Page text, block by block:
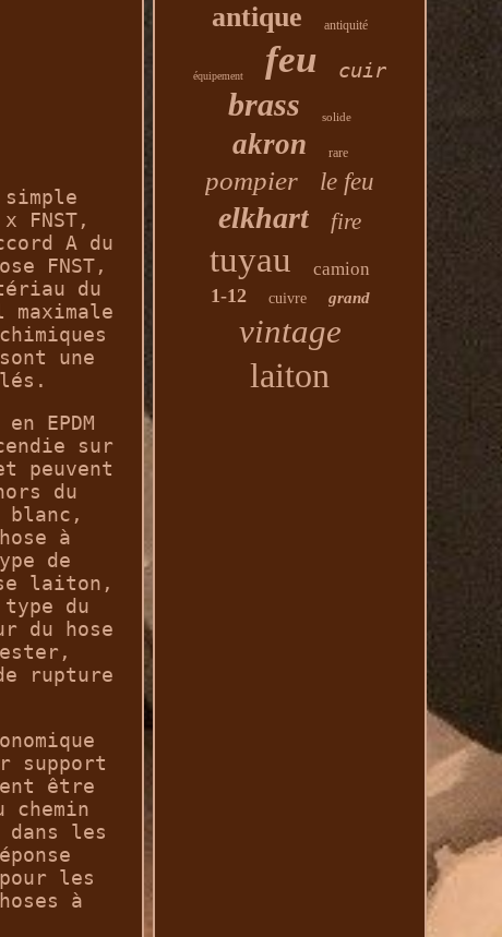
FNST,
A du
FNST,
du
une
EPDM
sur
peuvent
du
blanc,
à
de
laiton,
du
du hose
rupture
support
être
dans les
les
à
antique antiquité
équipement feu cuir
brass solide
akron rare
pompier le feu
elkhart fire
tuyau camion
1-12 cuivre grand
vintage
laiton